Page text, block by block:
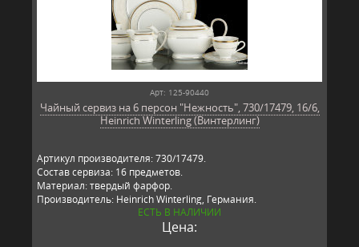
Арт: 125-90440
Чайный сервиз на 6 персон "Нежность", 730/17479, 16/6,
Heinrich Winterling (Винтерлинг)
Артикул производителя: 730/17479.
Состав сервиза: 16 предметов.
Материал: твердый фарфор.
Производитель: Heinrich Winterling, Германия.
ЕСТЬ В НАЛИЧИИ
Цена: